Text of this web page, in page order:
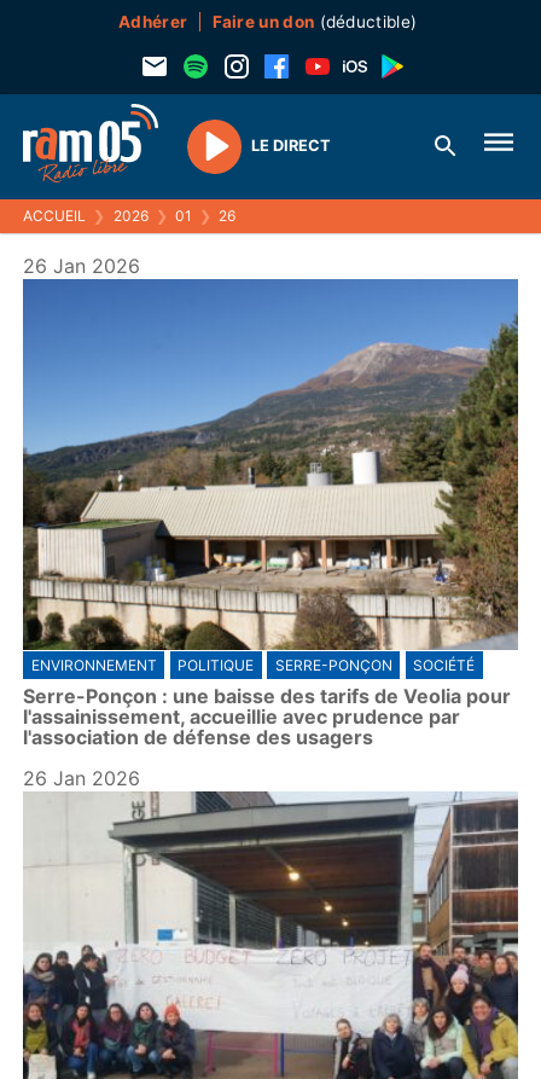
Adhérer Faire un don (déductible)
Play
LE DIRECT
ACCUEIL ❯ 2026 ❯ 01 ❯ 26
26 Jan 2026
ENVIRONNEMENT POLITIQUE SERRE-PONÇON SOCIÉTÉ
Serre-Ponçon : une baisse des tarifs de Veolia pour
l'assainissement, accueillie avec prudence par
l'association de défense des usagers
26 Jan 2026